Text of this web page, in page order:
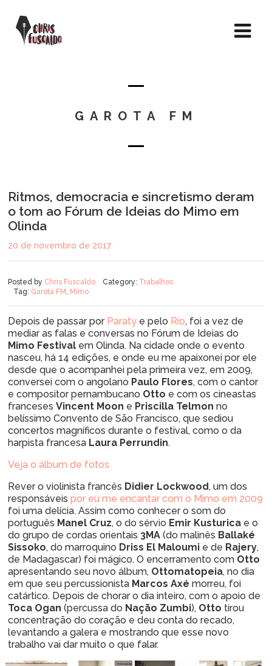
GAROTA FM
Ritmos, democracia e sincretismo deram
o tom ao Fórum de Ideias do Mimo em
Olinda
20 de novembro de 2017
Posted by Chris Fuscaldo Category: Trabalhos
Tag: Garota FM, Mimo
Depois de passar por Paraty e pelo Rio, foi a vez de
mediar as falas e conversas no Fórum de Ideias do
Mimo Festival em Olinda. Na cidade onde o evento
nasceu, há 14 edições, e onde eu me apaixonei por ele
desde que o acompanhei pela primeira vez, em 2009,
conversei com o angolano Paulo Flores, com o cantor
e compositor pernambucano Otto e com os cineastas
franceses Vincent Moon e Priscilla Telmon no
belíssimo Convento de São Francisco, que sediou
concertos magníficos durante o festival, como o da
harpista francesa Laura Perrundin.
Veja o álbum de fotos
Rever o violinista francês Didier Lockwood, um dos
responsáveis por eu me encantar com o Mimo em 2009
foi uma delícia. Assim como conhecer o som do
português Manel Cruz, o do sérvio Emir Kusturica e o
do grupo de cordas orientais 3MA (do malinês Ballaké
Sissoko, do marroquino Driss El Maloumi e de Rajery,
de Madagascar) foi mágico. O encerramento com Otto
apresentando seu novo álbum, Ottomatopeia, no dia
em que seu percussionista Marcos Axé morreu, foi
catártico. Depois de chorar o dia inteiro, com o apoio de
Toca Ogan (percussa do Nação Zumbi), Otto tirou
concentração do coração e deu conta do recado,
levantando a galera e mostrando que esse novo
trabalho vai dar muito o que falar.